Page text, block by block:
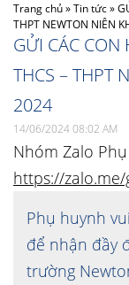
Trang chủ»Tin tức»
THPT NEWTON NIÊN
GỬI CÁC CON
THCS – THPT
2024
14/06/2024 08:02 AM
Nhóm Zalo
https://
Phụ huynh
để nhận đầy
trường